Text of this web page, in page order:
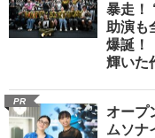
暴走！
助演も
爆誕！
輝いた
PR
オープ
ムソナ